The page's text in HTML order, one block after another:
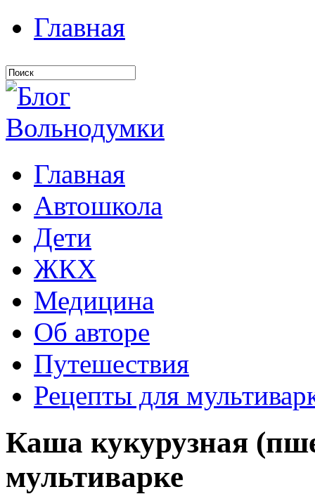
Главная
Главная
Автошкола
Дети
ЖКХ
Медицина
Об авторе
Путешествия
Рецепты для
Каша кукурузная
мультиварке